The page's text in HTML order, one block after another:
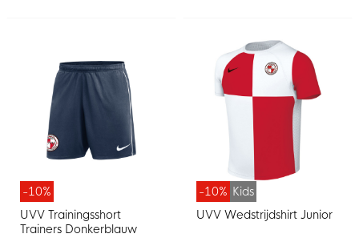
-10%
UVV Trainingsshort
Trainers Donkerblauw
-10% Kids
UVV Wedstrijdshirt Junior